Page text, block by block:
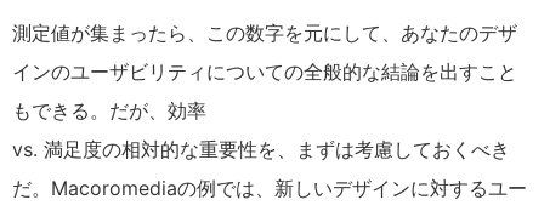
測定値が集まったら、この数字を元にして、あなたのデザ
インのユーザビリティについての全般的な結論を出すこと
もできる。だが、効率
vs. 満足度の相対的な重要性を、まずは考慮しておくべき
だ。Macoromediaの例では、新しいデザインに対するユー